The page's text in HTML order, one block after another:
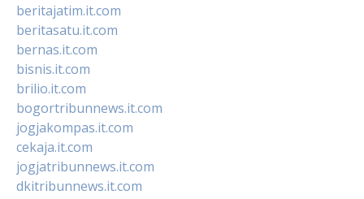
beritajatim.it.com
beritasatu.it.com
bernas.it.com
bisnis.it.com
brilio.it.com
bogortribunnews.it.com
jogjakompas.it.com
cekaja.it.com
jogjatribunnews.it.com
dkitribunnews.it.com